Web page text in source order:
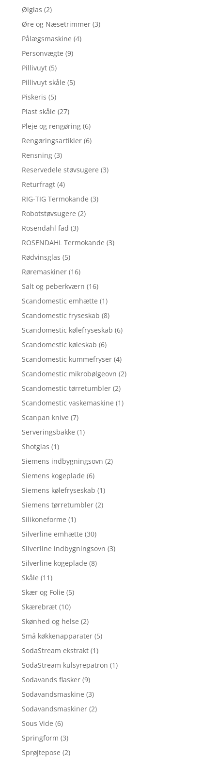
Ølglas (2)
Øre og Næsetrimmer (3)
Pålægsmaskine (4)
Personvægte (9)
Pillivuyt (5)
Pillivuyt skåle (5)
Piskeris (5)
Plast skåle (27)
Pleje og rengøring (6)
Rengøringsartikler (6)
Rensning (3)
Reservedele støvsugere (3)
Returfragt (4)
RIG-TIG Termokande (3)
Robotstøvsugere (2)
Rosendahl fad (3)
ROSENDAHL Termokande (3)
Rødvinsglas (5)
Røremaskiner (16)
Salt og peberkværn (16)
Scandomestic emhætte (1)
Scandomestic fryseskab (8)
Scandomestic kølefryseskab (6)
Scandomestic køleskab (6)
Scandomestic kummefryser (4)
Scandomestic mikrobølgeovn (2)
Scandomestic tørretumbler (2)
Scandomestic vaskemaskine (1)
Scanpan knive (7)
Serveringsbakke (1)
Shotglas (1)
Siemens indbygningsovn (2)
Siemens kogeplade (6)
Siemens kølefryseskab (1)
Siemens tørretumbler (2)
Silikoneforme (1)
Silverline emhætte (30)
Silverline indbygningsovn (3)
Silverline kogeplade (8)
Skåle (11)
Skær og Folie (5)
Skærebræt (10)
Skønhed og helse (2)
Små køkkenapparater (5)
SodaStream ekstrakt (1)
SodaStream kulsyrepatron (1)
Sodavands flasker (9)
Sodavandsmaskine (3)
Sodavandsmaskiner (2)
Sous Vide (6)
Springform (3)
Sprøjtepose (2)